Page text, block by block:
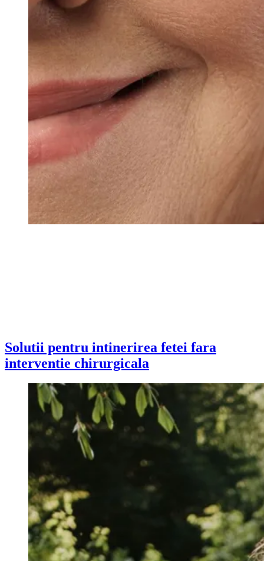
Solutii pentru intinerirea fetei fara
interventie chirurgicala